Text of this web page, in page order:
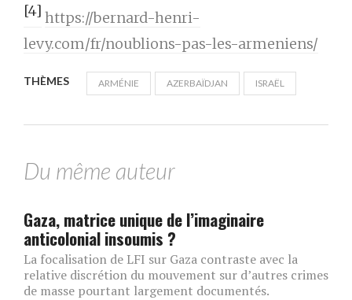
[4] https://bernard-henri-
levy.com/fr/noublions-pas-les-armeniens/
THÈMES ARMÉNIE AZERBAÏDJAN ISRAËL
Du même auteur
Gaza, matrice unique de l’imaginaire
anticolonial insoumis ?
La focalisation de LFI sur Gaza contraste avec la
relative discrétion du mouvement sur d’autres crimes
de masse pourtant largement documentés.